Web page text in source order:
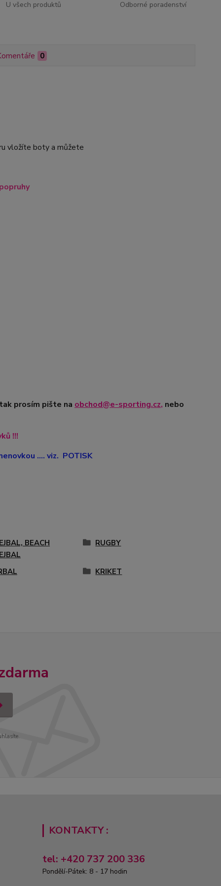
U všech produktů Odborné poradenství
0
vložíte boty a můžete
prosím pište na obchod@e-sporting.cz, nebo
!!!
.... viz. POTISK
BEACH
RUGBY
KRIKET
KONTAKTY :
tel: +420 737 200 336
Pondělí-Pátek: 8 - 17 hodin